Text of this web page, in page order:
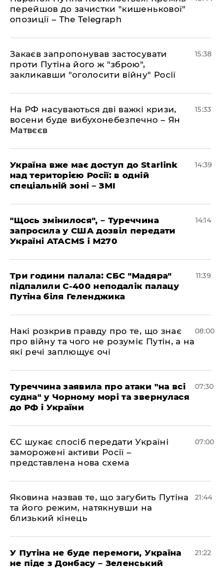
перейшов до зачистки "кишенькової"
опозиції – The Telegraph
Закаєв запропонував застосувати
проти Путіна його ж "зброю",
закликавши "оголосити війну" Росії
15:38
На РФ насуваються дві важкі кризи,
восени буде вибухонебезпечно – Ян
Матвєєв
15:33
Україна вже має доступ до Starlink
над територією Росії: в одній
спеціальній зоні – ЗМІ
14:39
"Щось змінилося", – Туреччина
запросила у США дозвіл передати
Україні ATACMS і M270
14:14
Три години палала: СБС "Мадяра"
підпалили С-400 неподалік палацу
Путіна біля Геленджика
11:39
Накі розкрив правду про те, що знає
про війну та чого не розуміє Путін, а на
які речі заплющує очі
08:00
Туреччина заявила про атаки "на всі
судна" у Чорному морі та звернулася
до РФ і України
07:30
ЄС шукає спосіб передати Україні
заморожені активи Росії –
представлена ​​нова схема
07:00
Яковина назвав те, що загубить Путіна
та його режим, натякнувши на
близький кінець
21:44
У Путіна не буде перемоги, Україна
не піде з Донбасу – Зеленський
21:22